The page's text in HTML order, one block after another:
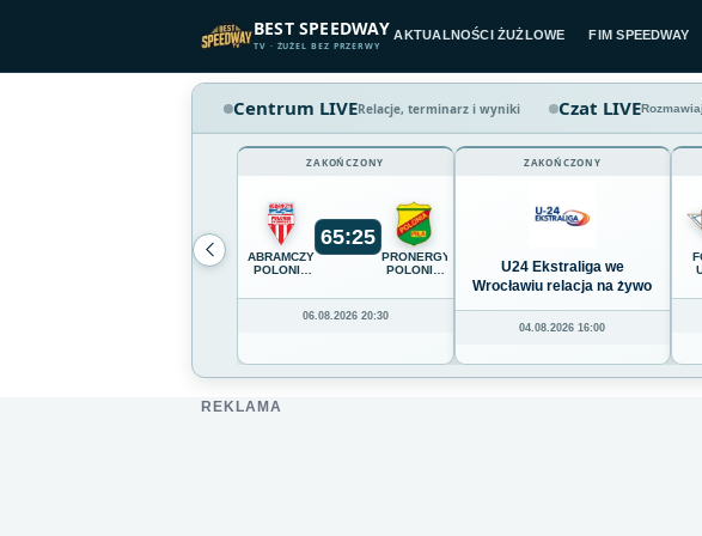
BEST SPEEDWAY
TV · ŻUŻEL BEZ PRZERWY
AKTUALNOŚCI ŻUŻLOWE FIM SPEEDWAY
Centrum LIVERelacje, terminarz i wyniki Czat LIVE
ZAKOŃCZONY
ABRAMCZYK
POLONIA
65:25
PRONERGY
POLONIA
06.08.2026 20:30
ZAKOŃCZONY
U24 Ekstraliga we
Wrocławiu relacja na żywo
04.08.2026 16:00
REKLAMA